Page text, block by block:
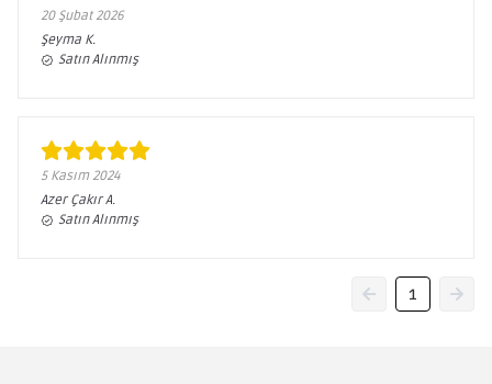
20 Şubat 2026
Şeyma K.
Satın Alınmış
5 Kasım 2024
Azer Çakır A.
Satın Alınmış
1